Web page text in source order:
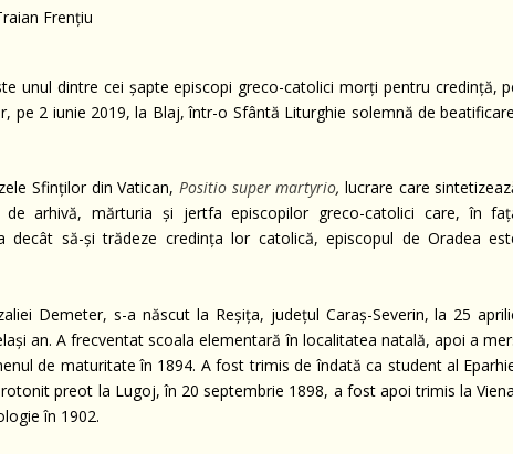
unul dintre cei șapte episcopi greco-catolici morți pentru credință,
pe 2 iunie 2019, la Blaj, într-o Sfântă Liturghie solemnă de
Sfinților din Vatican,Positio super martyrio,lucrare care
arhivă, mărturia și jertfa episcopilor greco-catolici care, în
decât să-și trădeze credința lor catolică, episcopul de Oradea
Demeter, s-a născut la Reșița, județul Caraș-Severin, la 25
an. A frecventat scoala elementară în localitatea natală, apoi a
de maturitate în 1894. A fost trimis de îndată ca student al
preot la Lugoj, în 20 septembrie 1898, a fost apoi trimis la
în 1902.